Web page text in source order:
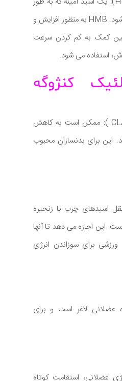
طبیعی در بدن یافت می شود. HMB به منظور افزایش و
کمک به کم کردن سرعت
استفاده می شود.
کنژوگه
اسید لینولئیک کنژوگه (CLA ): ممکن است به کاهش
این برای بدنسازان محبوب
اسیدهای چرب با زنجیره
این اجازه می دهد تا آنها
ورزشی برای سوزاندن انرژی
عضلانی لاغر است و برای
عضلانی، استقامت کوتاه